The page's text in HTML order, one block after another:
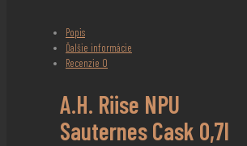
Popis
Ďalšie informácie
Recenzie 0
A.H. Riise NPU
Sauternes Cask 0,7l